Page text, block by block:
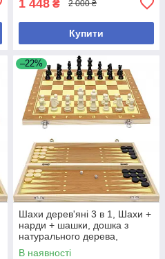
1 448 ₴ 2 000 ₴
Купити
–22%
Шахи дерев'яні 3 в 1, Шахи +
нарди + шашки, дошка з
натурального дерева,
фігурки пластик 35см
В наявності